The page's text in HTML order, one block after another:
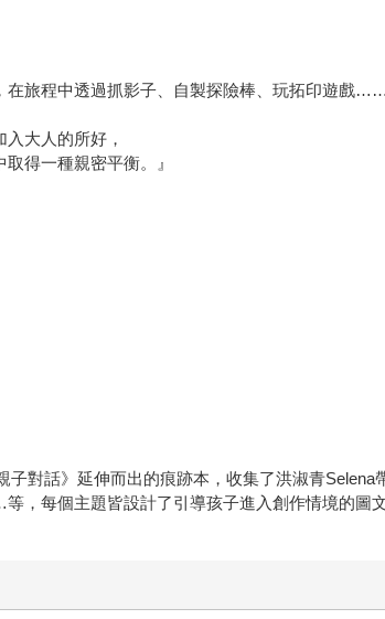
在旅程中透過抓影子、自製探險棒、玩拓印遊戲
大人的所好，
得一種親密平衡。』
對話》延伸而出的痕跡本，收集了洪淑青
每個主題皆設計了引導孩子進入創作情境的圖